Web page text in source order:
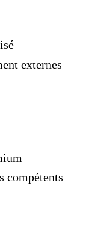
externes
compétents